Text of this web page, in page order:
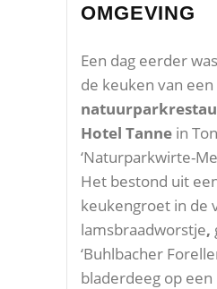
OMGEVING
Een dag eerder
de keuken van een
Hotel Tanne in
‘Naturparkwirte-
Het bestond uit
keukengroet in de
lamsbraadworstje,
‘Buhlbacher
bladerdeeg op